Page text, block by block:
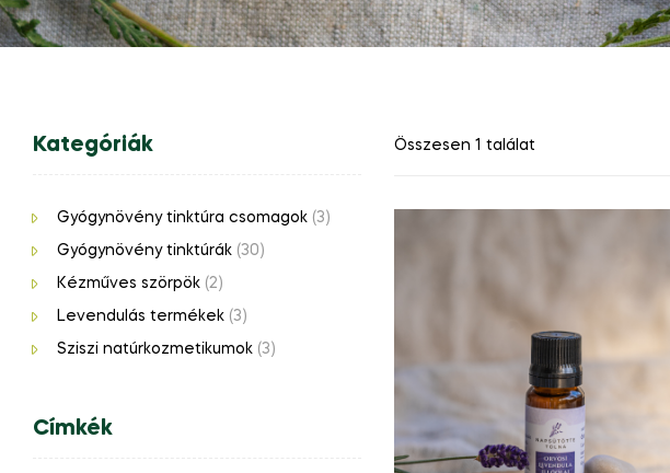
Összesen 1 találat
Kategóriák
Gyógynövény tinktúra csomagok (3)
Gyógynövény tinktúrák (30)
Kézműves szörpök (2)
Levendulás termékek (3)
Sziszi natúrkozmetikumok (3)
Címkék